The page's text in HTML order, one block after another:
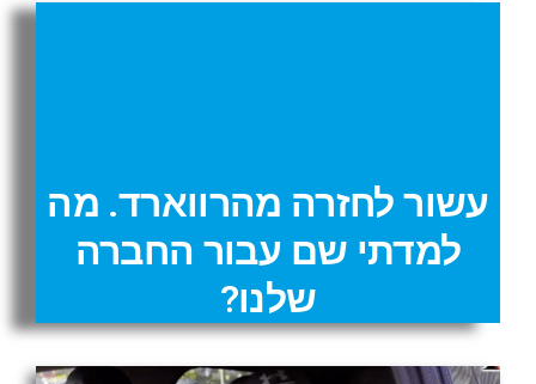
עשור לחזרה מהרווארד. מה
למדתי שם עבור החברה
שלנו?